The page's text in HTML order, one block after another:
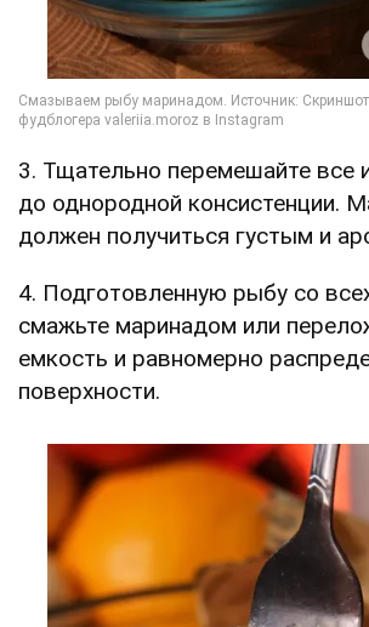
3. Тщательно перемешайте все
до однородной консистенции.
должен получиться густым и
4. Подготовленную рыбу со
смажьте маринадом или
емкость и равномерно
поверхности.